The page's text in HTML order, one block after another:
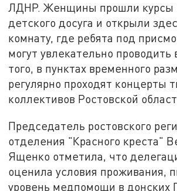
ЛДНР. Женщины прошли курсы
детского досуга и открыли
комнату, где ребята под
могут увлекательно
того, в пунктах временного
регулярно проходят концерты
коллективов Ростовской
Председатель ростовского
отделения "Красного креста"
Ященко отметила, что
оценила условия проживания,
уровень медпомощи в донских